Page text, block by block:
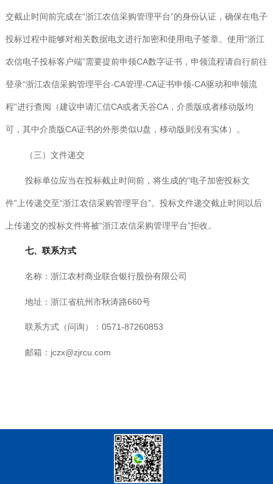
交截止时间前完成在“浙江农信采购管理平台”的身份认证，确保在电子
投标过程中能够对相关数据电文进行加密和使用电子签章。使用“浙江
农信电子投标客户端”需要提前申领CA数字证书，申领流程请自行前往
登录“浙江农信采购管理平台-CA管理-CA证书申领-CA驱动和申领流
程”进行查阅（建议申请汇信CA或者天谷CA，介质版或者移动版均
可，其中介质版CA证书的外形类似U盘，移动版则没有实体）。
（三）文件递交
投标单位应当在投标截止时间前，将生成的“电子加密投标文
件”上传递交至“浙江农信采购管理平台”。投标文件递交截止时间以后
上传递交的投标文件将被“浙江农信采购管理平台”拒收。
七、联系方式
名称：浙江农村商业联合银行股份有限公司
地址：浙江省杭州市秋涛路660号
联系方式（问询）：0571-87260853
邮箱：jczx@zjrcu.com